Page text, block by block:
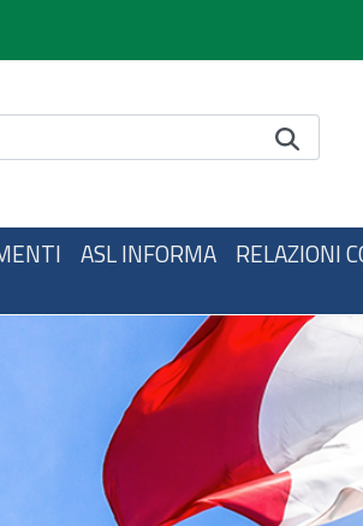
ASL INFORMA RELAZIONI